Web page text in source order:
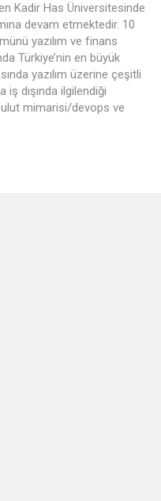
Kadir Has Üniversitesinde
devam etmektedir. 10
yazılım ve finans
Türkiye’nin en büyük
yazılım üzerine çeşitli
iş dışında ilgilendiği
mimarisi/devops ve